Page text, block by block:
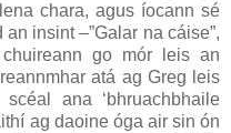
chara, agus íocann sé
insint –”Galar na cáise”,
go mór leis an
atá ag Greg leis
ana ‘bhruachbhaile
ag daoine óga air sin ón